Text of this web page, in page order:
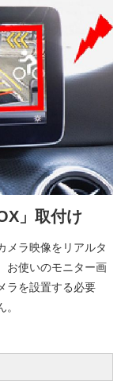
」取付け
メラ映像をリアルタ
お使いのモニター画
ラを設置する必要